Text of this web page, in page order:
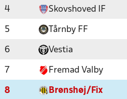
4 Skovshoved IF
5 Tårnby FF
6 Vestia
7 Fremad Valby
8 Brønshøj/Fix